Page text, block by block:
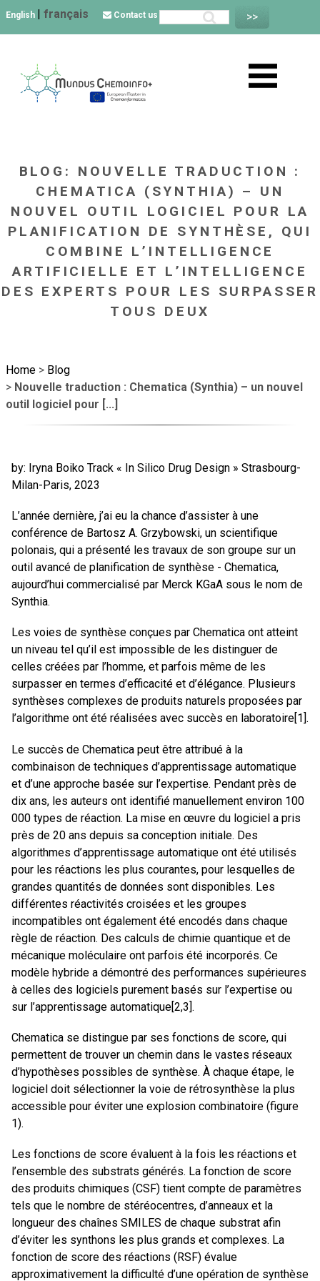
English | français Contact us
BLOG: NOUVELLE TRADUCTION :
CHEMATICA (SYNTHIA) – UN
NOUVEL OUTIL LOGICIEL POUR LA
PLANIFICATION DE SYNTHÈSE, QUI
COMBINE L’INTELLIGENCE
ARTIFICIELLE ET L’INTELLIGENCE
DES EXPERTS POUR LES SURPASSER
TOUS DEUX
Home > Blog
> Nouvelle traduction : Chematica (Synthia) – un nouvel
outil logiciel pour [...]
by: Iryna Boiko Track « In Silico Drug Design » Strasbourg-
Milan-Paris, 2023
L’année dernière, j’ai eu la chance d’assister à une
conférence de Bartosz A. Grzybowski, un scientifique
polonais, qui a présenté les travaux de son groupe sur un
outil avancé de planification de synthèse - Chematica,
aujourd’hui commercialisé par Merck KGaA sous le nom de
Synthia.
Les voies de synthèse conçues par Chematica ont atteint
un niveau tel qu’il est impossible de les distinguer de
celles créées par l’homme, et parfois même de les
surpasser en termes d’efficacité et d’élégance. Plusieurs
synthèses complexes de produits naturels proposées par
l’algorithme ont été réalisées avec succès en laboratoire[1].
Le succès de Chematica peut être attribué à la
combinaison de techniques d’apprentissage automatique
et d’une approche basée sur l’expertise. Pendant près de
dix ans, les auteurs ont identifié manuellement environ 100
000 types de réaction. La mise en œuvre du logiciel a pris
près de 20 ans depuis sa conception initiale. Des
algorithmes d’apprentissage automatique ont été utilisés
pour les réactions les plus courantes, pour lesquelles de
grandes quantités de données sont disponibles. Les
différentes réactivités croisées et les groupes
incompatibles ont également été encodés dans chaque
règle de réaction. Des calculs de chimie quantique et de
mécanique moléculaire ont parfois été incorporés. Ce
modèle hybride a démontré des performances supérieures
à celles des logiciels purement basés sur l’expertise ou
sur l’apprentissage automatique[2,3].
Chematica se distingue par ses fonctions de score, qui
permettent de trouver un chemin dans le vastes réseaux
d’hypothèses possibles de synthèse. À chaque étape, le
logiciel doit sélectionner la voie de rétrosynthèse la plus
accessible pour éviter une explosion combinatoire (figure
1).
Les fonctions de score évaluent à la fois les réactions et
l’ensemble des substrats générés. La fonction de score
des produits chimiques (CSF) tient compte de paramètres
tels que le nombre de stéréocentres, d’anneaux et la
longueur des chaînes SMILES de chaque substrat afin
d’éviter les synthons les plus grands et complexes. La
fonction de score des réactions (RSF) évalue
approximativement la difficulté d’une opération de synthèse